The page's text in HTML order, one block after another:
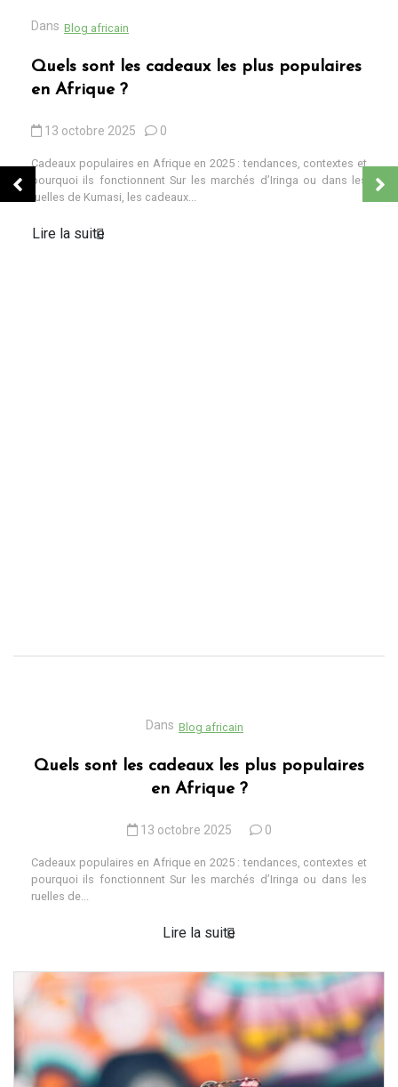
Dans Blog africain
Quels sont les cadeaux les plus populaires
en Afrique ?
13 octobre 2025 0
Cadeaux populaires en Afrique en 2025 : tendances, contextes et
pourquoi ils fonctionnent Sur les marchés d’Iringa ou dans les
ruelles de Kumasi, les cadeaux...
Lire la suite
Dans Blog africain
Quels sont les cadeaux les plus populaires
en Afrique ?
13 octobre 2025 0
Cadeaux populaires en Afrique en 2025 : tendances, contextes et
pourquoi ils fonctionnent Sur les marchés d’Iringa ou dans les
ruelles de...
Lire la suite